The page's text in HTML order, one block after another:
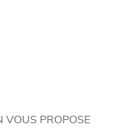
VOUS PROPOSE